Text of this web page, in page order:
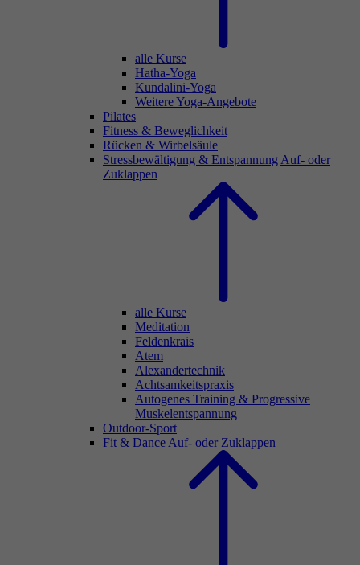
alle Kurse
Hatha-Yoga
Kundalini-Yoga
Weitere Yoga-Angebote
Pilates
Fitness & Beweglichkeit
Rücken & Wirbelsäule
Stressbewältigung & Entspannung Auf- oder
Zuklappen
alle Kurse
Meditation
Feldenkrais
Atem
Alexandertechnik
Achtsamkeitspraxis
Autogenes Training & Progressive
Muskelentspannung
Outdoor-Sport
Fit & Dance Auf- oder Zuklappen